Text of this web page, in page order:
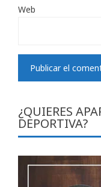
Web
¿QUIERES
DEPORTIVA?